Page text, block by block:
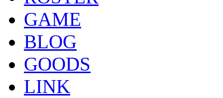
GAME
BLOG
GOODS
LINK